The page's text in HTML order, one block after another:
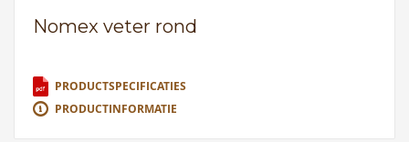
Nomex veter rond
PRODUCTSPECIFICATIES
PRODUCTINFORMATIE